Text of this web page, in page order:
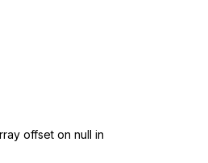
offset on null in